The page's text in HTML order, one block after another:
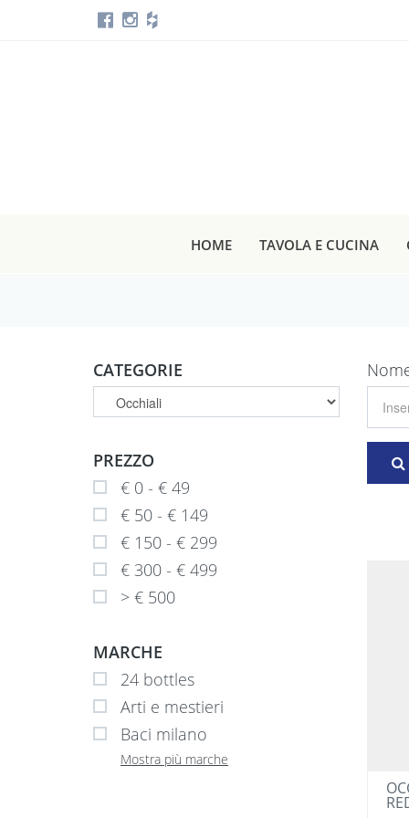
HOME TAVOLA E CUCINA
CATEGORIE
PREZZO
€ 0 - € 49
€ 50 - € 149
€ 150 - € 299
€ 300 - € 499
> € 500
MARCHE
24 bottles
Arti e mestieri
Baci milano
Mostra più marche